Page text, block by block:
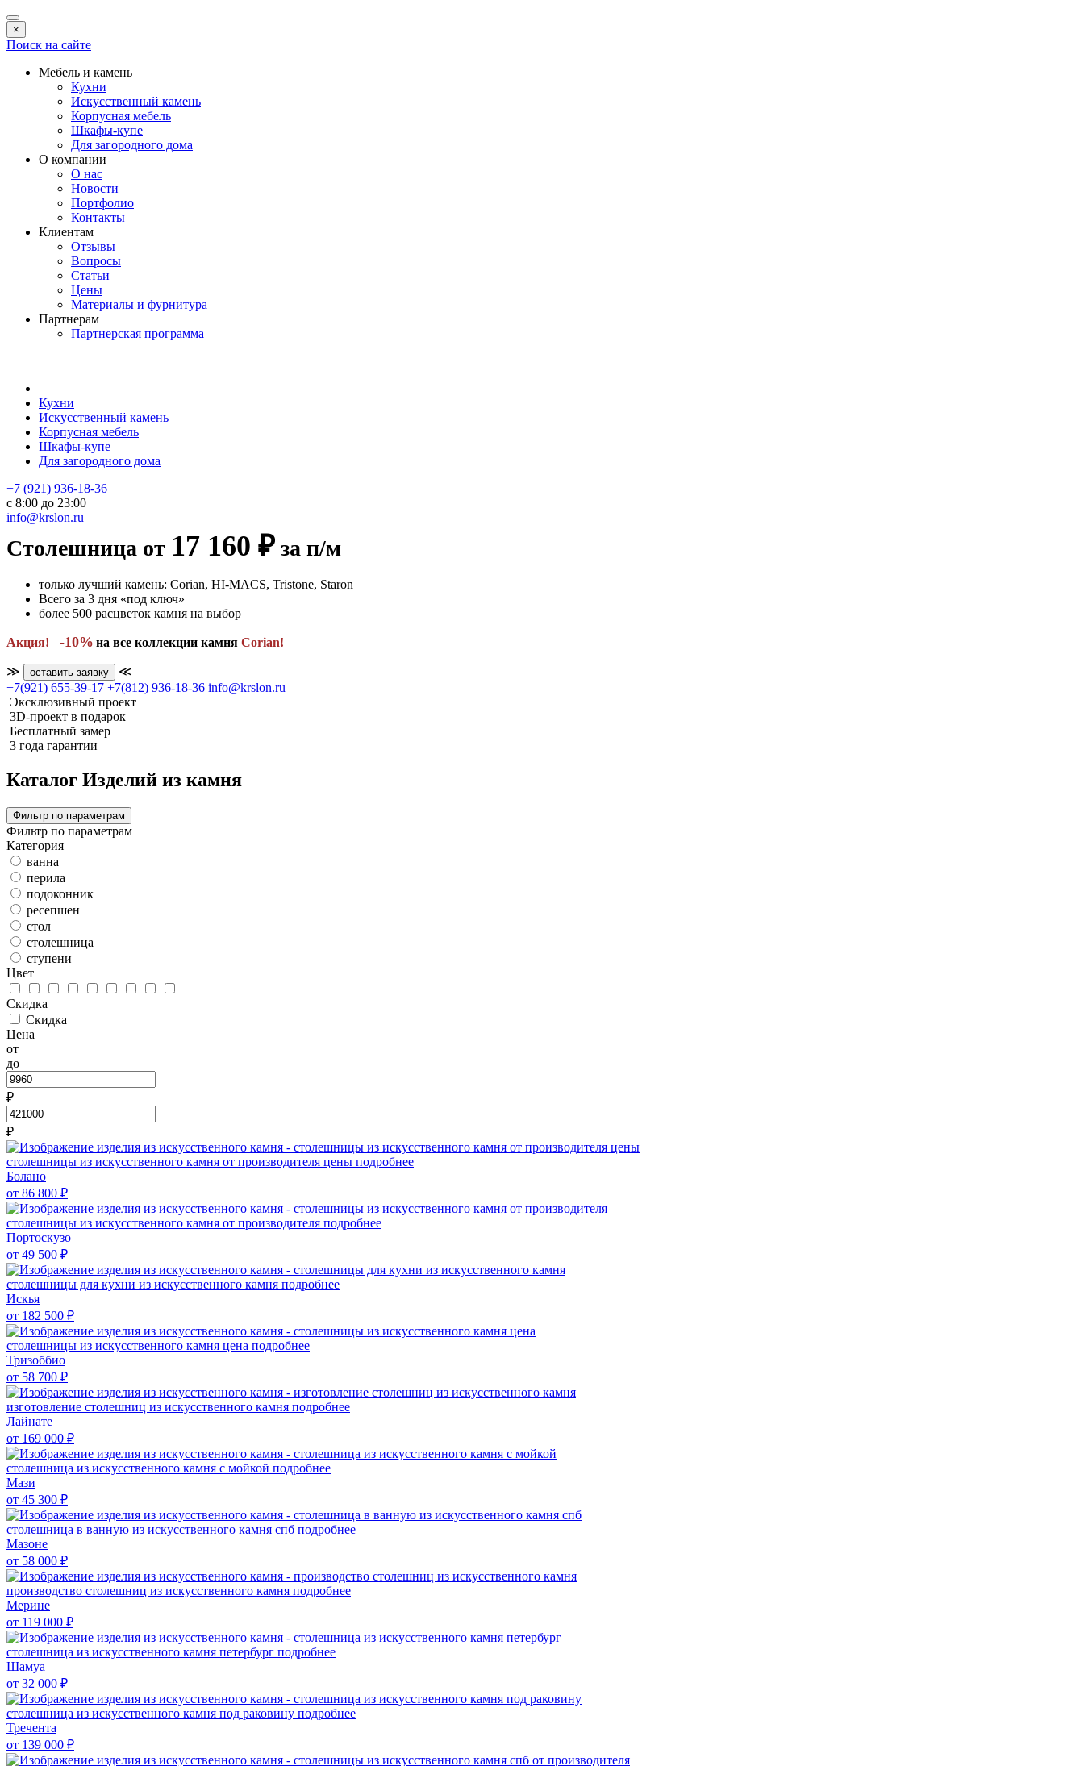
×
Поиск на сайте
Мебель и камень
Кухни
Искусственный камень
Корпусная мебель
Шкафы-купе
Для загородного дома
О компании
О нас
Новости
Портфолио
Контакты
Клиентам
Отзывы
Вопросы
Статьи
Цены
Материалы и фурнитура
Партнерам
Партнерская программа
Кухни
Искусственный камень
Корпусная мебель
Шкафы-купе
Для загородного дома
+7 (921) 936-18-36
с 8:00 до 23:00
info@krslon.ru
Столешница от 17 160 ₽ за п/м
только лучший камень: Corian, HI-MACS, Tristone, Staron
Всего за 3 дня «под ключ»
более 500 расцветок камня на выбор
Акция! -10% на все коллекции камня Сorian!
≫ оставить заявку
≪
+7(921) 655-39-17 +7(812) 936-18-36 info@krslon.ru
Эксклюзивный проект
3D-проект в подарок
Бесплатный замер
3 года гарантии
Каталог Изделий из камня
Фильтр по параметрам
Фильтр по параметрам
Категория
ванна
перила
подоконник
ресепшен
стол
столешница
ступени
Цвет
Скидка
Скидка
Цена
от
до
₽
₽
столешницы из искусственного камня от производителя цены подробнее
Болано
от 86 800 ₽
столешницы из искусственного камня от производителя подробнее
Портоскузо
от 49 500 ₽
столешницы для кухни из искусственного камня подробнее
Искья
от 182 500 ₽
столешницы из искусственного камня цена подробнее
Тризоббио
от 58 700 ₽
изготовление столешниц из искусственного камня подробнее
Лайнате
от 169 000 ₽
столешница из искусственного камня с мойкой подробнее
Мази
от 45 300 ₽
столешница в ванную из искусственного камня спб подробнее
Мазоне
от 58 000 ₽
производство столешниц из искусственного камня подробнее
Мерине
от 119 000 ₽
столешница из искусственного камня петербург подробнее
Шамуа
от 32 000 ₽
столешница из искусственного камня под раковину подробнее
Тречента
от 139 000 ₽